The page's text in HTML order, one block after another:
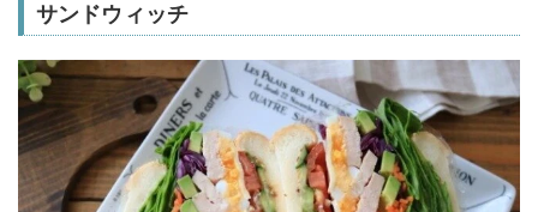
サンドウィッチ